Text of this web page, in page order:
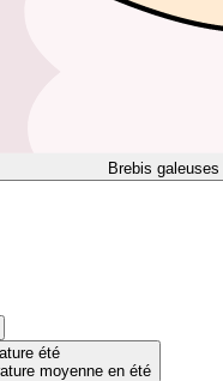
Brebis galeuses
été
moyenne en été